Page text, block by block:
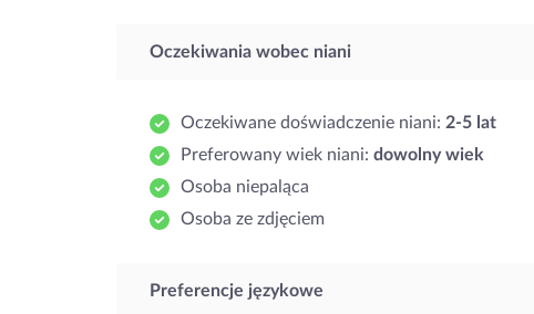
Oczekiwania wobec niani
Oczekiwane doświadczenie niani: 2-5 lat
Preferowany wiek niani: dowolny wiek
Osoba niepaląca
Osoba ze zdjęciem
Preferencje językowe